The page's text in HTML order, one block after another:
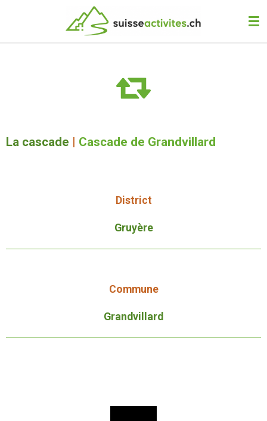
La cascade | Cascade de Grandvillard
District
Gruyère
Commune
Grandvillard